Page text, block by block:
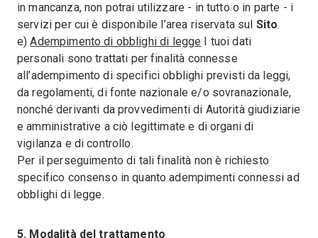
in mancanza, non potrai utilizzare - in tutto o in parte - i
servizi per cui è disponibile l’area riservata sul Sito.
e)Adempimento di obblighi di legge I tuoi dati
personali sono trattati per finalità connesse
all’adempimento di specifici obblighi previsti da leggi,
da regolamenti, di fonte nazionale e/o sovranazionale,
nonché derivanti da provvedimenti di Autorità giudiziarie
e amministrative a ciò legittimate e di organi di
vigilanza e di controllo.
Per il perseguimento di tali finalità non è richiesto
specifico consenso in quanto adempimenti connessi ad
obblighi di legge.
5. Modalità del trattamento